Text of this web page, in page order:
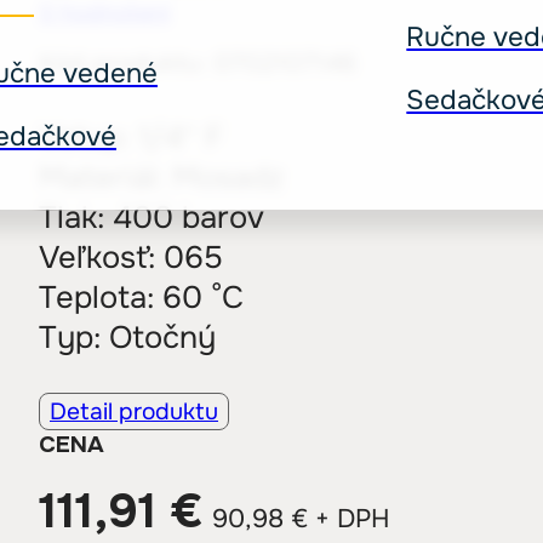
vedené
Ručne
Kód produktu:
Vstup: 1/4″ F
Tlak: 400 barov
Veľkosť: 065
Teplota: 60 °C
Typ: Otočný
Detail produktu
CENA
111,91 € 90,98 € + DPH